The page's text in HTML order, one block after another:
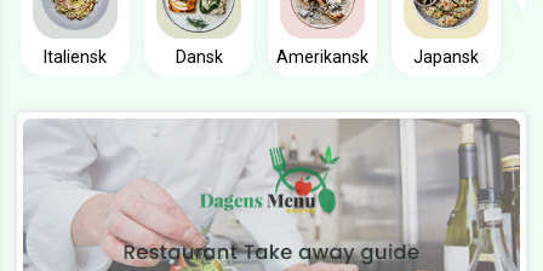
Italiensk Dansk Amerikansk Japansk